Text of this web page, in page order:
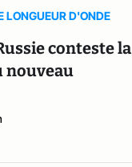
LONGUEUR D'ONDE
conteste la
nouveau